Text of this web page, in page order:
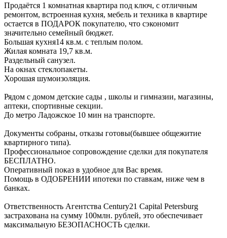
Продаётся 1 комнатная квартира под ключ, с отличным
ремонтом, встроенная кухня, мебель и техника в квартире
остается в ПОДАРОК покупателю, что сэкономит
значительно семейный бюджет.
Большая кухня14 кв.м. с теплым полом.
Жилая комната 19,7 кв.м.
Раздельный санузел.
На окнах стеклопакеты.
Хорошая шумоизоляция.
Рядом с домом детские сады , школы и гимназии, магазины,
аптеки, спортивные секции.
До метро Ладожское 10 мин на транспорте.
Документы собраны, отказы готовы(бывшее общежитие
квартирного типа).
Профессиональное сопровождение сделки для покупателя
БЕСПЛАТНО.
Оперативный показ в удобное для Вас время.
Помощь в ОДОБРЕНИИ ипотеки по ставкам, ниже чем в
банках.
Ответственность Агентства Century21 Capital Petersburg
застрахована на сумму 100млн. рублей, это обеспечивает
максимальную БЕЗОПАСНОСТЬ сделки.